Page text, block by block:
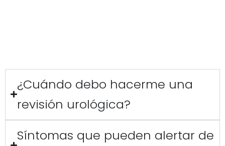
¿Cuándo debo hacerme una
revisión urológica?
Síntomas que pueden alertar de